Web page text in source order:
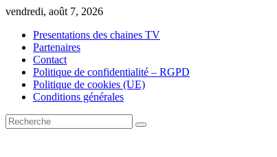
Skip
content
vendredi, août 7, 2026
Presentations des chaines TV
Partenaires
Contact
Politique de confidentialité – RGPD
Politique de cookies (UE)
Conditions générales